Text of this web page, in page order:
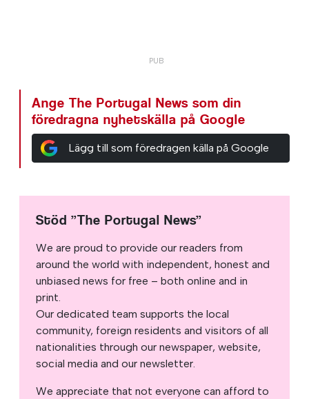
Ange The Portugal News som din
föredragna nyhetskälla på Google
Lägg till som föredragen källa på Google
Stöd ”The Portugal News”
We are proud to provide our readers from
around the world with independent, honest and
unbiased news for free – both online and in
print.
Our dedicated team supports the local
community, foreign residents and visitors of all
nationalities through our newspaper, website,
social media and our newsletter.
We appreciate that not everyone can afford to